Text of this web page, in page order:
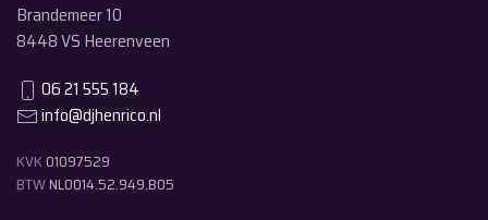
Brandemeer 10
8448 VS Heerenveen
06 21 555 184
info@djhenrico.nl
KVK 01097529
BTWNL0014.52.949.B05